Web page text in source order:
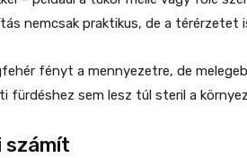
nemcsak praktikus, de a térérzetet
fényt a mennyezetre, de
fürdéshez sem lesz túl steril a
számít